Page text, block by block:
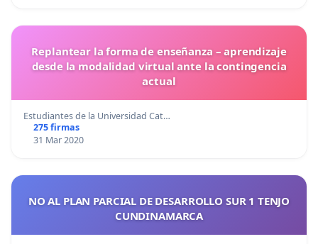
Replantear la forma de enseñanza – aprendizaje
desde la modalidad virtual ante la contingencia
actual
Estudiantes de la Universidad Cat…
275 firmas
31 Mar 2020
NO AL PLAN PARCIAL DE DESARROLLO SUR 1 TENJO
CUNDINAMARCA